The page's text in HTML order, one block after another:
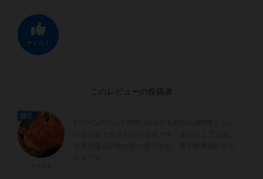
ナイス！
このレビューの投稿者
国王